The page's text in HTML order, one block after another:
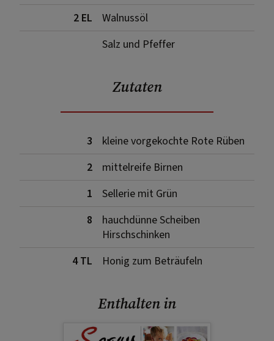
2 EL
Walnussöl
Salz und Pfeffer
Zutaten
3
kleine vorgekochte Rote Rüben
2
mittelreife Birnen
1
Sellerie mit Grün
8
hauchdünne Scheiben
Hirschschinken
4 TL
Honig zum Beträufeln
Enthalten in